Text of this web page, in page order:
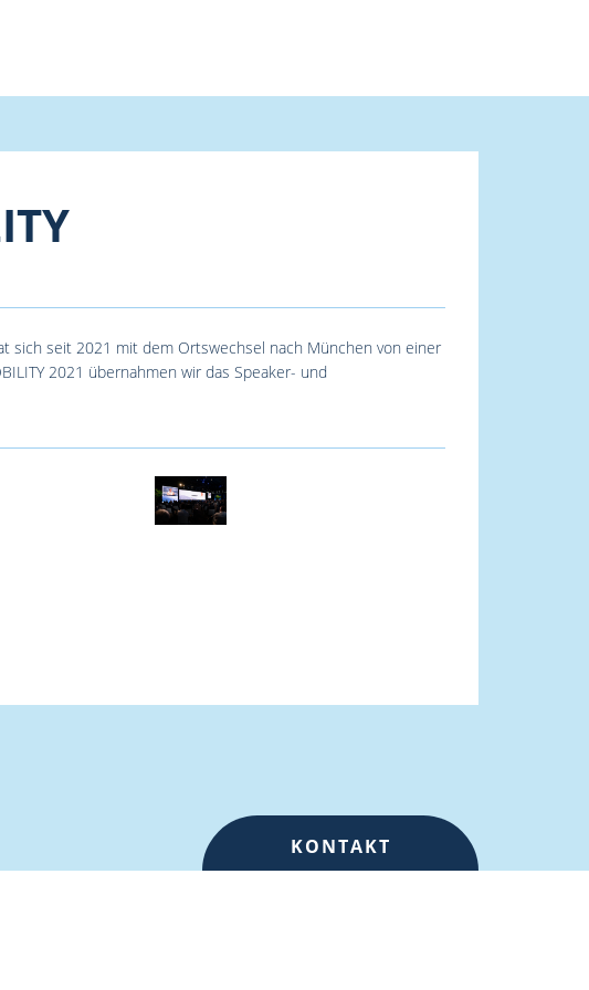
sich seit 2021 mit dem Ortswechsel nach München von einer
2021 übernahmen wir das Speaker- und
KONTAKT